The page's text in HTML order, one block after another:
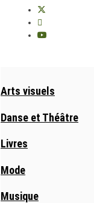
Arts visuels
Danse et Théâtre
Livres
Mode
Musique